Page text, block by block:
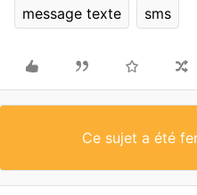
message texte sms
Ce sujet a été